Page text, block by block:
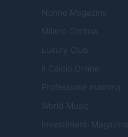
Nonne Magazine
Milano Cortina
Luxury Club
Il Calcio Online
Professione mamma
World Music
Investimenti Magazine